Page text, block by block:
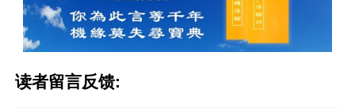
读者留言反馈: